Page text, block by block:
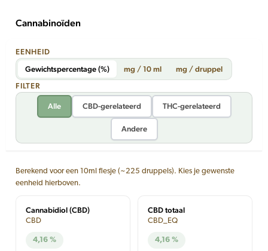
Cannabinoïden
EENHEID
Gewichtspercentage (%)
mg / 10 ml
mg / druppel
FILTER
Alle CBD-gerelateerd THC-gerelateerd
Andere
Berekend voor een 10ml flesje (~225 druppels). Kies je gewenste
eenheid hierboven.
Cannabidiol (CBD)
CBD
4,16 %
CBD totaal
CBD_EQ
4,16 %